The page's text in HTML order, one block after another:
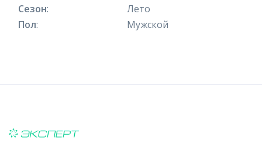
Сезон:
Лето
Пол: Мужской